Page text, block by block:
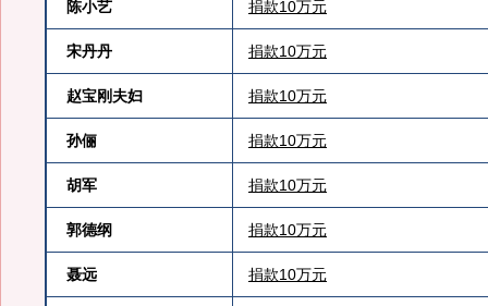
陈小艺 捐款10万元
宋丹丹 捐款10万元
赵宝刚夫妇 捐款10万元
孙俪 捐款10万元
胡军 捐款10万元
郭德纲 捐款10万元
聂远 捐款10万元